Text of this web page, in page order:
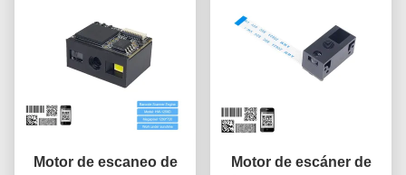
Motor de escaneo de
Motor de escáner de